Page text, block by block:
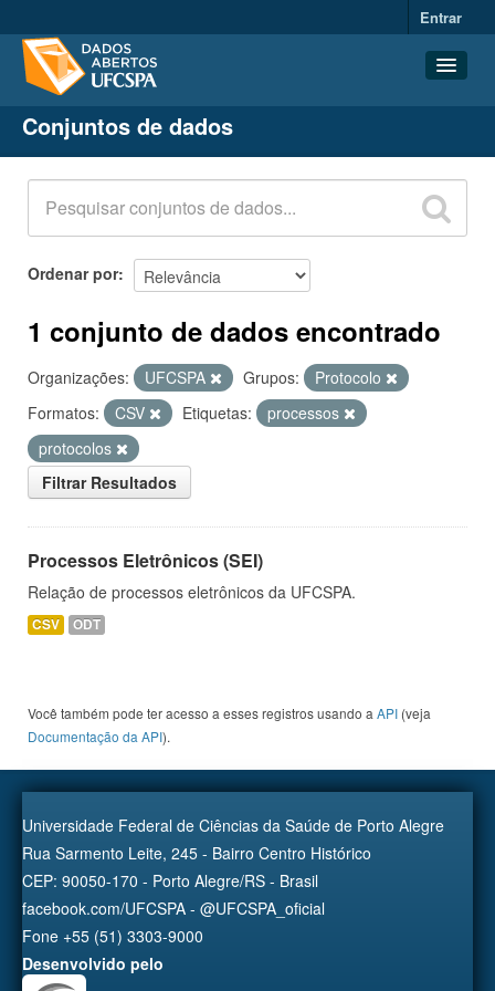
Entrar
Conjuntos de dados
Organizações
Grupos
Sobre
Conjuntos de dados
Ordenar por
1 conjunto de dados encontrado
Organizações: UFCSPA Grupos:
Protocolo
Formatos:
CSV Etiquetas:
processos
protocolos
Filtrar Resultados
Processos Eletrônicos (SEI)
Relação de processos eletrônicos da UFCSPA.
CSV ODT
Você também pode ter acesso a esses registros usando a API (veja
Documentação da API).
Universidade Federal de Ciências da Saúde de Porto Alegre
Rua Sarmento Leite, 245 - Bairro Centro Histórico
CEP: 90050-170 - Porto Alegre/RS - Brasil
facebook.com/UFCSPA - @UFCSPA_oficial
Fone +55 (51) 3303-9000
Desenvolvido pelo